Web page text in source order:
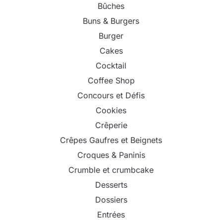
Bûches
Buns & Burgers
Burger
Cakes
Cocktail
Coffee Shop
Concours et Défis
Cookies
Crêperie
Crêpes Gaufres et Beignets
Croques & Paninis
Crumble et crumbcake
Desserts
Dossiers
Entrées